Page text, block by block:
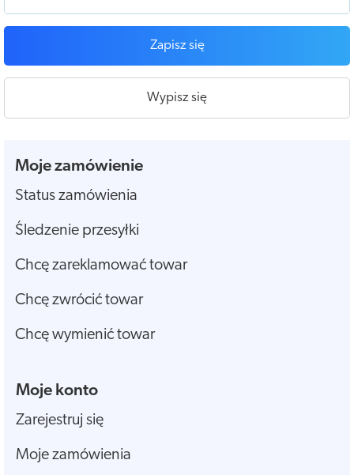
Zapisz się
Wypisz się
Moje zamówienie
Status zamówienia
Śledzenie przesyłki
Chcę zareklamować towar
Chcę zwrócić towar
Chcę wymienić towar
Moje konto
Zarejestruj się
Moje zamówienia